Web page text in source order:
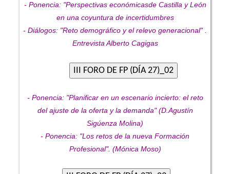
- Ponencia: "Perspectivas económicasde Castilla y León
en una coyuntura de incertidumbres
- Diálogos: "Reto demográfico y el relevo generacional" .
Entrevista Alberto Cagigas
- Ponencia: "Planificar en un escenario incierto: el reto
del ajuste de la oferta y la demanda" (D.Agustín
Sigúenza Molina)
- Ponencia: "Los retos de la nueva Formación
Profesional". (Mónica Moso)